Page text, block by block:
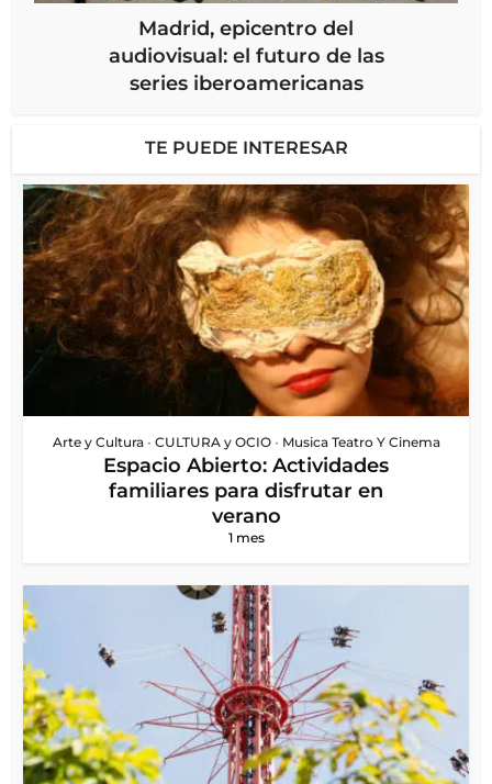
Madrid, epicentro del
audiovisual: el futuro de las
series iberoamericanas
TE PUEDE INTERESAR
Arte y Cultura • CULTURA y OCIO • Musica Teatro Y Cinema
Espacio Abierto: Actividades
familiares para disfrutar en
verano
1 mes